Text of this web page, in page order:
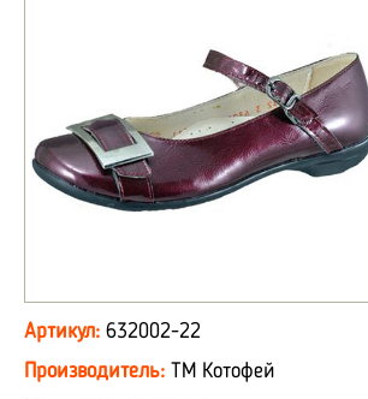
Артикул: 632002-22
Производитель: ТМ Котофей